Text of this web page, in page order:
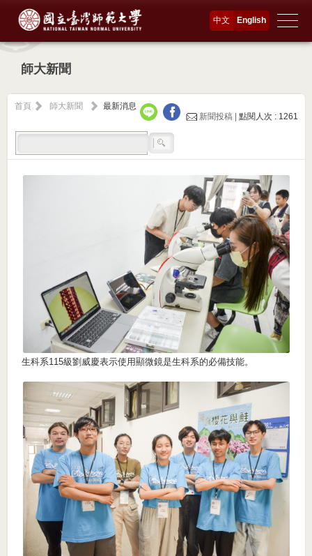
English
中文
師大新聞
首頁 師大新聞
最新消息
新聞投稿 |點閱人次 : 1261
生科系115級劉威慶表示使用顯微鏡是生科系的必備技能。